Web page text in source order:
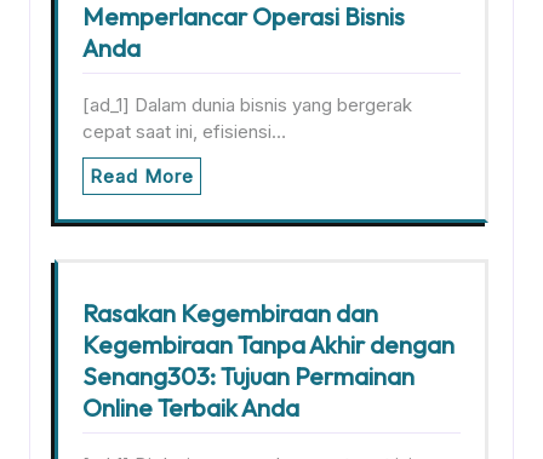
Memperlancar Operasi Bisnis
Anda
[ad_1] Dalam dunia bisnis yang bergerak
cepat saat ini, efisiensi…
Read More
Rasakan Kegembiraan dan
Kegembiraan Tanpa Akhir dengan
Senang303: Tujuan Permainan
Online Terbaik Anda